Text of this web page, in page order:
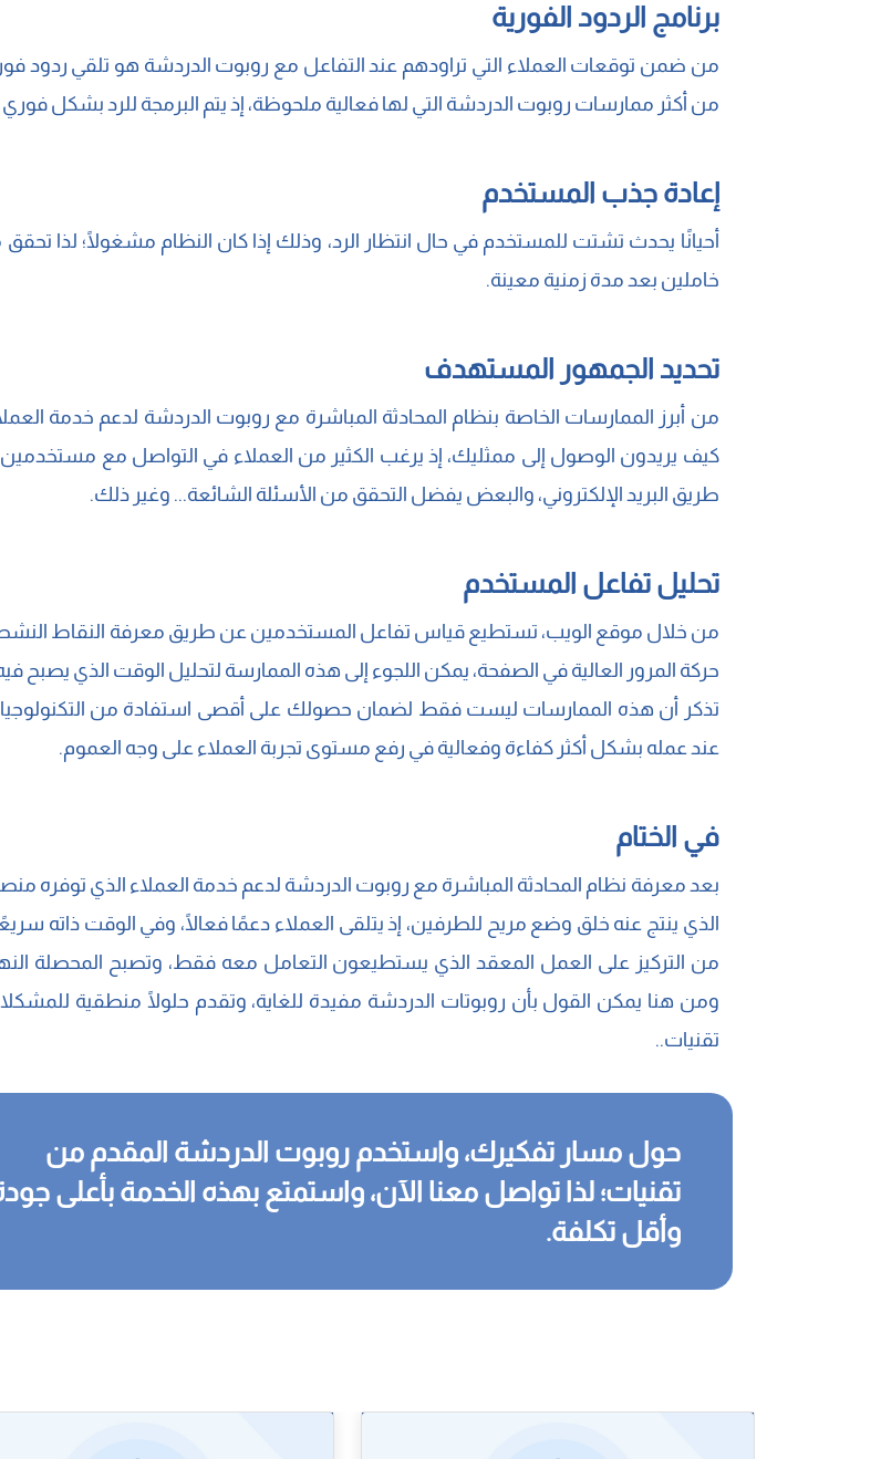
برنامج الردود الفورية
من ضمن توقعات العملاء التي تراودهم عند التفاعل مع روبوت الدردشة هو تلقي ردود
من أكثر ممارسات روبوت الدردشة التي لها فعالية ملحوظة، إذ يتم البرمجة للرد بشكل فوري
إعادة جذب المستخدم
أحيانًا يحدث تشتت للمستخدم في حال انتظار الرد، وذلك إذا كان النظام مشغولًا؛ لذا
خاملين بعد مدة زمنية معينة.
تحديد الجمهور المستهدف
من أبرز الممارسات الخاصة بنظام المحادثة المباشرة مع روبوت الدردشة لدعم خدمة
كيف يريدون الوصول إلى ممثليك، إذ يرغب الكثير من العملاء في التواصل مع
طريق البريد الإلكتروني، والبعض يفضل التحقق من الأسئلة الشائعة... وغير ذلك.
تحليل تفاعل المستخدم
من خلال موقع الويب، تستطيع قياس تفاعل المستخدمين عن طريق معرفة النقاط النشطة
حركة المرور العالية في الصفحة، يمكن اللجوء إلى هذه الممارسة لتحليل الوقت الذي
تذكر أن هذه الممارسات ليست فقط لضمان حصولك على أقصى استفادة من التكنولوجيا،
عند عمله بشكل أكثر كفاءة وفعالية في رفع مستوى تجربة العملاء على وجه العموم.
في الختام
بعد معرفة نظام المحادثة المباشرة مع روبوت الدردشة لدعم خدمة العملاء الذي توفره
الذي ينتج عنه خلق وضع مريح للطرفين، إذ يتلقى العملاء دعمًا فعالًا، وفي الوقت ذاته
من التركيز على العمل المعقد الذي يستطيعون التعامل معه فقط، وتصبح المحصلة
ومن هنا يمكن القول بأن روبوتات الدردشة مفيدة للغاية، وتقدم حلولًا منطقية
تقنيات..
حول مسار تفكيرك، واستخدم روبوت الدردشة المقدم من
تقنيات؛ لذا تواصل معنا الآن، واستمتع بهذه الخدمة بأعلى
وأقل تكلفة.